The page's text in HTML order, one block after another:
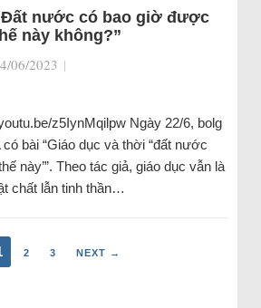
nước có bao giờ được
này không?”
06/2023 |
z5IynMqilpw Ngày 22/6, bolg
bài “Giáo dục và thời “đất nước
này’”. Theo tác giả, giáo dục vẫn là
chất lẫn tinh thần…
2 3 NEXT →